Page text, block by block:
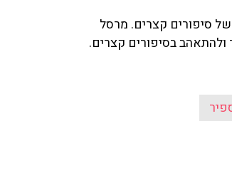
סיפורים קצרים. מרסל
ולהתאהב בסיפורים קצרים.